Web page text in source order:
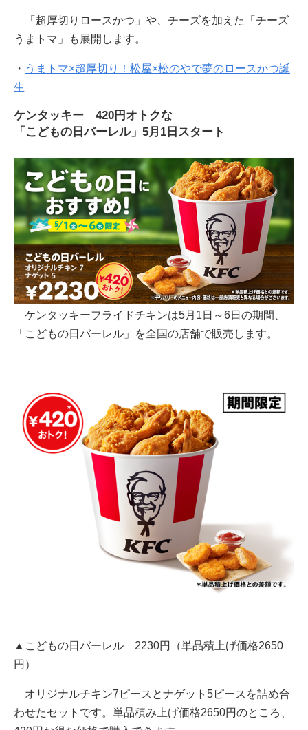
「超厚切りロースかつ」や、チーズを加えた「チーズ
うまトマ」も展開します。
・ うまトマ×超厚切り！松屋×松のやで夢のロースかつ誕
生
ケンタッキー 420円オトクな
「こどもの日バーレル」5月1日スタート
ケンタッキーフライドチキンは5月1日～6日の期間、
「こどもの日バーレル」を全国の店舗で販売します。
▲こどもの日バーレル 2230円（単品積上げ価格2650
円）
オリジナルチキン7ピースとナゲット5ピースを詰め合
わせたセットです。単品積み上げ価格2650円のところ、